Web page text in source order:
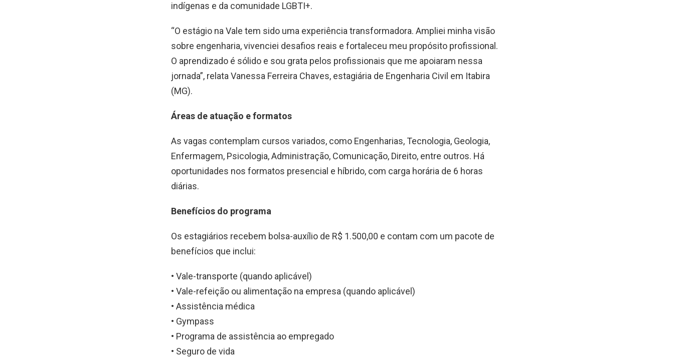
indígenas e da comunidade LGBTI+.
“O estágio na Vale tem sido uma experiência transformadora. Ampliei minha visão
sobre engenharia, vivenciei desafios reais e fortaleceu meu propósito profissional.
O aprendizado é sólido e sou grata pelos profissionais que me apoiaram nessa
jornada”, relata Vanessa Ferreira Chaves, estagiária de Engenharia Civil em Itabira
(MG).
Áreas de atuação e formatos
As vagas contemplam cursos variados, como Engenharias, Tecnologia, Geologia,
Enfermagem, Psicologia, Administração, Comunicação, Direito, entre outros. Há
oportunidades nos formatos presencial e híbrido, com carga horária de 6 horas
diárias.
Benefícios do programa
Os estagiários recebem bolsa-auxílio de R$ 1.500,00 e contam com um pacote de
benefícios que inclui:
• Vale-transporte (quando aplicável)
• Vale-refeição ou alimentação na empresa (quando aplicável)
• Assistência médica
• Gympass
• Programa de assistência ao empregado
• Seguro de vida